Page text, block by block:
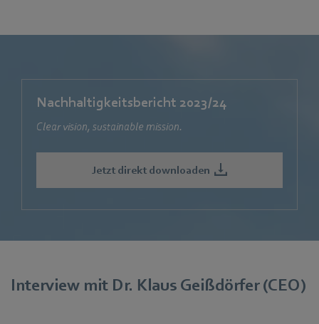
Nachhaltigkeitsbericht 2023/24
Clear vision, sustainable mission.
Jetzt direkt downloaden
Interview mit Dr. Klaus Geißdörfer (CEO)